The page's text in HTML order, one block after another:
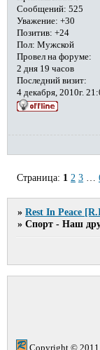
Сообщений: 525
Уважение: +30
Позитив: +24
Пол: Мужской
Провел на форуме:
2 дня 19 часов
Последний визит:
4 декабря, 2010г.
Страница: 1 2 3 …
»Rest In Peace
»Спорт - Наш
Copyright © 2011